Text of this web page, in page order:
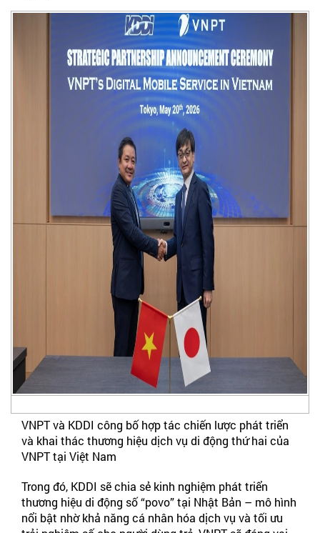
VNPT và KDDI công bố hợp tác chiến lược phát triển
và khai thác thương hiệu dịch vụ di động thứ hai của
VNPT tại Việt Nam
Trong đó, KDDI sẽ chia sẻ kinh nghiệm phát triển
thương hiệu di động số “povo” tại Nhật Bản – mô hình
nổi bật nhờ khả năng cá nhân hóa dịch vụ và tối ưu